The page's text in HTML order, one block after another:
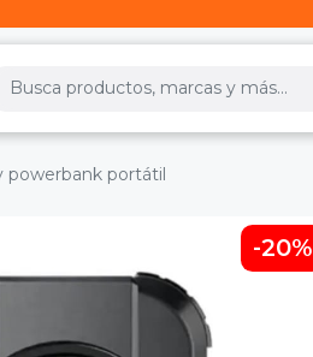
powerbank portátil
-20%